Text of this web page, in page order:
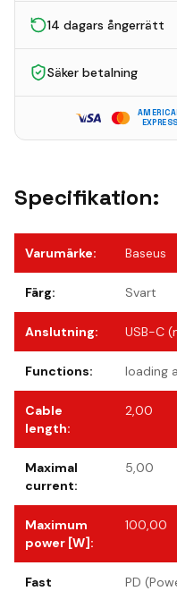
14 dagars ångerrätt
Säker betalning
EXPRESS
Specifikation:
Varumärke: Baseus
Färg: Svart
Anslutning: USB-C
Functions: loading
Cable
length:
2,00
Maximal
current:
5,00
Maximum
power [W]:
100,00
Fast
PD